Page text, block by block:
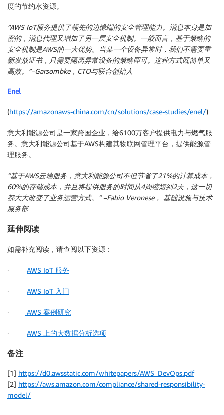
度的节约水资源。
“AWS IoT服务提供了领先的边缘端的安全管理能力。消息本身是加
密的，消息代理又增加了另一层安全机制。一般而言，基于策略的
安全机制是AWS的一大优势。当某一个设备异常时，我们不需要重
新发放证书，只需要隔离异常设备的策略即可。这种方式既简单又
高效。”–Garsombke，CTO与联合创始人
Enel
(https://amazonaws-china.com/cn/solutions/case-studies/enel/)
意大利能源公司是一家跨国企业，给6100万客户提供电力与燃气服
务。意大利能源公司基于AWS构建其物联网管理平台，提供能源管
理服务。
“基于AWS云端服务，意大利能源公司不但节省了21%的计算成本，
60%的存储成本，并且将提供服务的时间从4周缩短到2天，这一切
都大大改变了业务运营方式。” –Fabio Veronese， 基础设施与技术
服务部
延伸阅读
如需补充阅读，请查阅以下资源：
· AWS IoT 服务
· AWS IoT 入门
· AWS 案例研究
· AWS 上的大数据分析选项
备注
[1] https://d0.awsstatic.com/whitepapers/AWS_DevOps.pdf
[2] https://aws.amazon.com/compliance/shared-responsibility-
model/